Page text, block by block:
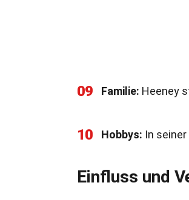
09 Familie: Heeney
10 Hobbys: In
Einfluss und